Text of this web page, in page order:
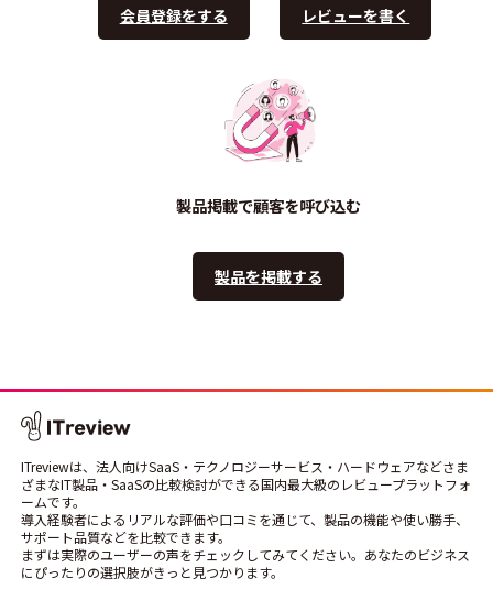
会員登録をする レビューを書く
製品掲載で顧客を呼び込む
製品を掲載する
ITreviewは、法人向けSaaS・テクノロジーサービス・ハードウェアなどさま
ざまなIT製品・SaaSの比較検討ができる国内最大級のレビュープラットフォ
ームです。
導入経験者によるリアルな評価や口コミを通じて、製品の機能や使い勝手、
サポート品質などを比較できます。
まずは実際のユーザーの声をチェックしてみてください。あなたのビジネス
にぴったりの選択肢がきっと見つかります。